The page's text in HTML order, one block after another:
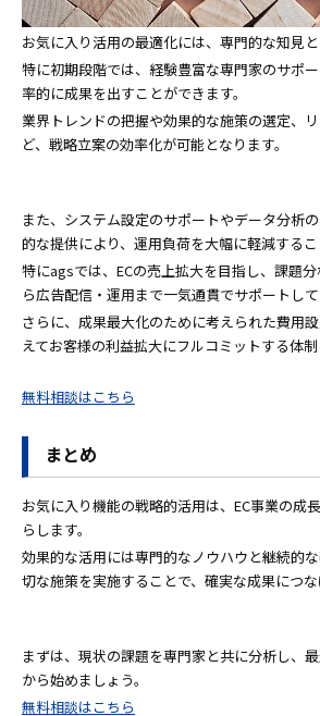
お気に入り活用の最適化には、専門的な知見と
特に初期段階では、経験豊富な専門家のサポ
率的に成果を出すことができます。
業界トレンドの把握や効果的な施策の選定、
ど、戦略立案の効率化が可能となります。
また、システム設定のサポートやデータ分析
的な提供により、運用負荷を大幅に軽減するこ
特にagsでは、ECの売上拡大を目指し、課題
ら広告配信・運用まで一気通貫でサポートして
さらに、成果最大化のために考えられた費用
えてお客様の利益拡大にフルコミットする体制
無料相談はこちら
まとめ
お気に入り機能の戦略的活用は、EC事業の成
らします。
効果的な活用には専門的なノウハウと継続的
切な施策を実施することで、確実な成果につな
まずは、現状の課題を専門家と共に分析し、
から始めましょう。
無料相談はこちら